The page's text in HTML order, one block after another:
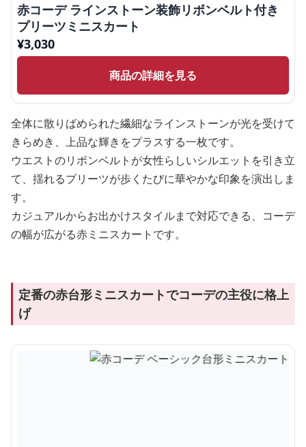
赤コーデ ラインストーン装飾リボンベルト付き
プリーツミニスカート
¥3,030
商品の詳細を見る
全体に散りばめられた繊細なラインストーンが光を受けて
きらめき、上品な輝きをプラスする一枚です。
ウエストのリボンベルトが女性らしいシルエットを引き立
て、揺れるプリーツが歩くたびに華やかな印象を演出しま
す。
カジュアルからお出かけスタイルまで対応できる、コーデ
の幅が広がる赤ミニスカートです。
定番の赤台形ミニスカートでコーデの主役に格上
げ